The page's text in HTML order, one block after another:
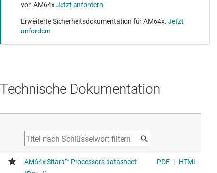
von AM64xJetzt anfordern
Erweiterte Sicherheitsdokumentation für AM64x. Jetzt
anfordern
Technische Dokumentation